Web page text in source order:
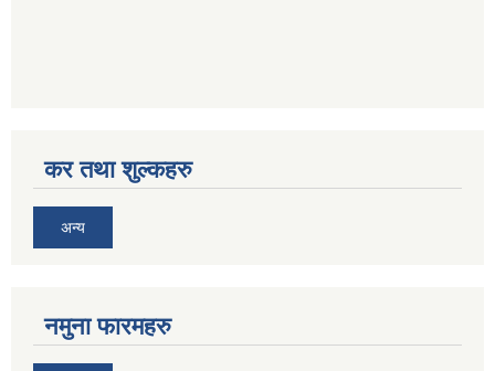
कर तथा शुल्कहरु
अन्य
नमुना फारमहरु